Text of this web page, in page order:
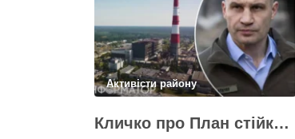
Активісти району
Кличко про План стійкості – ТЕЦ відновили вже на 65%, будується захист ІІ рівня